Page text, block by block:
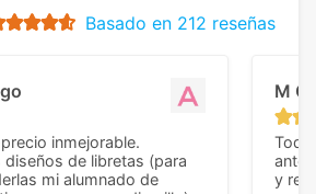
Basado en 212 reseñas
inmejorable.
de libretas (para
mi alumnado de
M C
Todo
y